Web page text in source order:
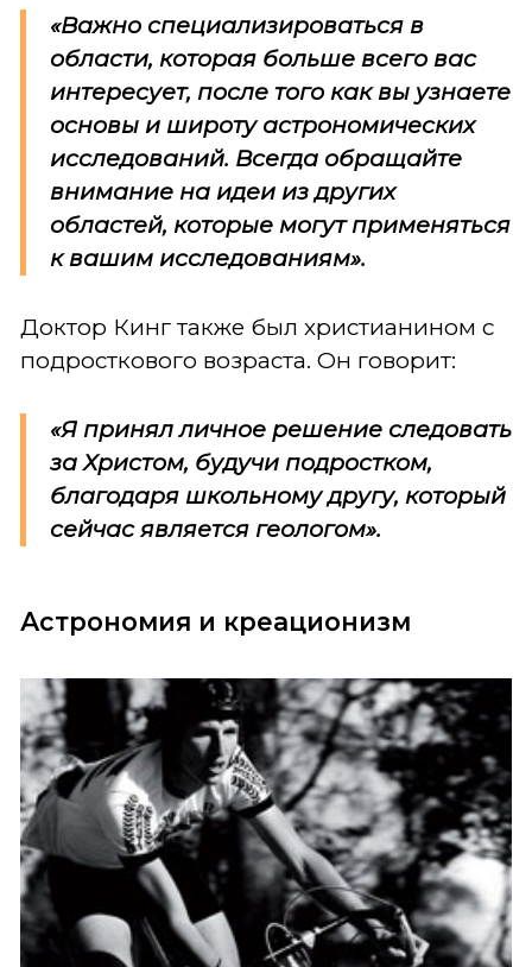
«Важно специализироваться в
области, которая больше всего вас
интересует, после того как вы узнаете
основы и широту астрономических
исследований. Всегда обращайте
внимание на идеи из других
областей, которые могут применяться
к вашим исследованиям».
Доктор Кинг также был христианином с
подросткового возраста. Он говорит:
«Я принял личное решение следовать
за Христом, будучи подростком,
благодаря школьному другу, который
сейчас является геологом».
Астрономия и креационизм